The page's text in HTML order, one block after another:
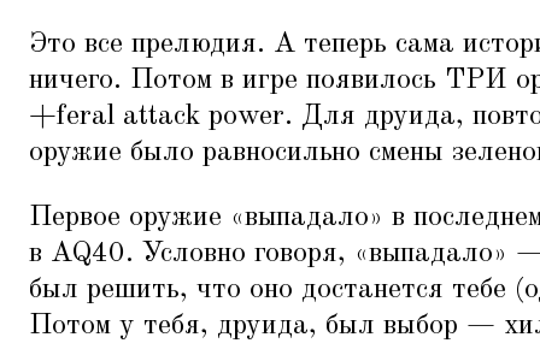
Это все прелюдия. А теперь сама
ничего. Потом в игре появилось ТРИ
+feral attack power. Для друида,
оружие было равносильно смены
Первое оружие «выпадало» в
в AQ40. Условно говоря, «выпадало»
был решить, что оно достанется тебе
Потом у тебя, друида, был выбор —